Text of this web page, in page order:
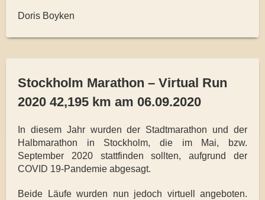
Doris Boyken
Stockholm Marathon – Virtual Run
2020 42,195 km am 06.09.2020
In diesem Jahr wurden der Stadtmarathon und der
Halbmarathon
in Stockholm, die im Mai, bzw.
September 2020 stattfinden sollten, aufgrund der
COVID 19-Pandemie abgesagt.
Beide Läufe wurden nun jedoch virtuell angeboten.